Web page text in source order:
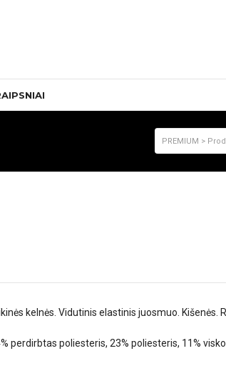
PREMIUM >
kelnės. Vidutinis elastinis juosmuo. Kišenės.
perdirbtas poliesteris, 23% poliesteris, 11%